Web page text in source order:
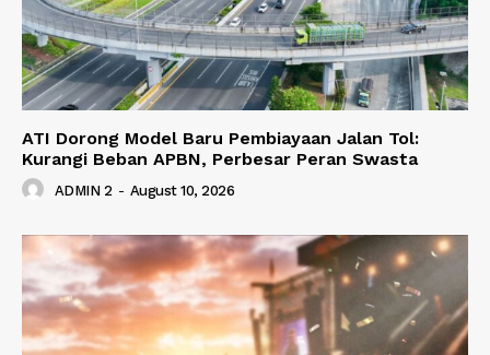
ATI Dorong Model Baru Pembiayaan Jalan Tol:
Kurangi Beban APBN, Perbesar Peran Swasta
ADMIN 2 - August 10, 2026